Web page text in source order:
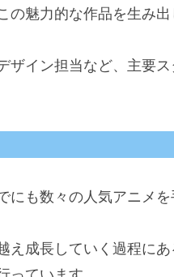
魅力的な作品を生み出
ザイン担当など、主要
にも数々の人気アニメを
成長していく過程にあ